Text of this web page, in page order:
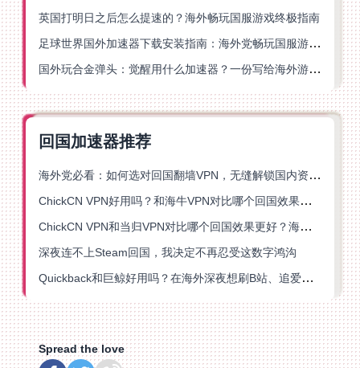
英国打明日之后怎么提速的？海外畅玩国服游戏终极指南
足球世界国外加速器下载安装指南：海外党畅玩国服游戏的终极解决方案
国外玩合金弹头：觉醒用什么加速器？一份写给海外游子的畅玩指南
回国加速器推荐
海外党必看：如何选对回国翻墙VPN，无缝解锁国内资源？
ChickCN VPN好用吗？和海牛VPN对比哪个回国效果更好？
ChickCN VPN和当归VPN对比哪个回国效果更好？海外党亲测后选了它
深夜连不上Steam回国，我决定不再忍受这数字鸿沟
Quickback和巨鲸好用吗？在海外深夜想刷B站、追爱奇艺的你，或许正需要这份答案
Spread the love